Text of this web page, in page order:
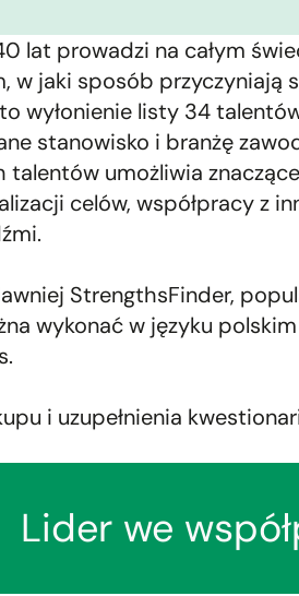
lat prowadzi na całym
w jaki sposób przyczyniają
wyłonienie listy 34
stanowisko i branżę
umożliwia
celów, współpracy z
StrengthsFinder,
wykonać w języku
.
i uzupełnienia
Lider we